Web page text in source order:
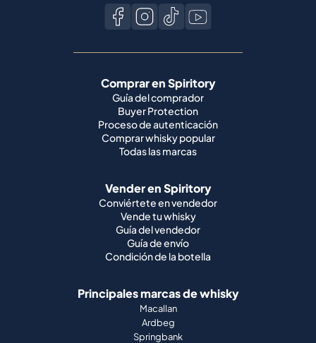
Comprar en Spiritory
Guía del comprador
Buyer Protection
Proceso de autenticación
Comprar whisky popular
Todas las marcas
Vender en Spiritory
Conviértete en vendedor
Vende tu whisky
Guía del vendedor
Guía de envío
Condición de la botella
Principales marcas de whisky
Macallan
Ardbeg
Springbank